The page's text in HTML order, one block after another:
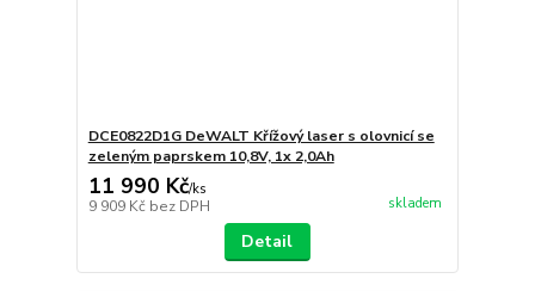
DCE0822D1G DeWALT Křížový laser s olovnicí se
zeleným paprskem 10,8V, 1x 2,0Ah
11 990 Kč/ks
9 909 Kč bez DPH skladem
Detail